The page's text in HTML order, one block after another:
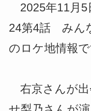
2025年11月5
24第4話 みん
のロケ地情報で
右京さんが出